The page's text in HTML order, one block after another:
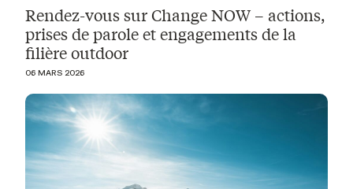
Rendez-vous sur Change NOW – actions,
prises de parole et engagements de la
filière outdoor
06 MARS 2026